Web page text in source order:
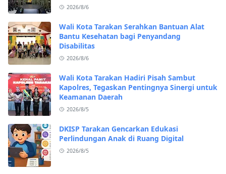
2026/8/6
Wali Kota Tarakan Serahkan Bantuan Alat
Bantu Kesehatan bagi Penyandang
Disabilitas
2026/8/6
Wali Kota Tarakan Hadiri Pisah Sambut
Kapolres, Tegaskan Pentingnya Sinergi untuk
Keamanan Daerah
2026/8/5
DKISP Tarakan Gencarkan Edukasi
Perlindungan Anak di Ruang Digital
2026/8/5